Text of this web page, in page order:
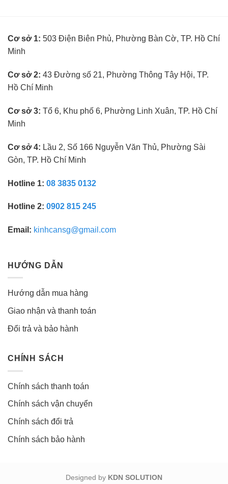
mắt
nghiệm
Cơ sở 1: 503 Điện Biên Phủ, Phường Bàn Cờ, TP. Hồ Chí
Minh
Cơ sở 2: 43 Đường số 21, Phường Thông Tây Hội, TP.
Hồ Chí Minh
Cơ sở 3: Tổ 6, Khu phố 6, Phường Linh Xuân, TP. Hồ Chí
Minh
Cơ sở 4: Lầu 2, Số 166 Nguyễn Văn Thủ, Phường Sài
Gòn, TP. Hồ Chí Minh
Hotline 1: 08 3835 0132
Hotline 2: 0902 815 245
Email: kinhcansg@gmail.com
HƯỚNG DẪN
Hướng dẫn mua hàng
Giao nhận và thanh toán
Đổi trả và bảo hành
CHÍNH SÁCH
Chính sách thanh toán
Chính sách vận chuyển
Chính sách đổi trả
Chính sách bảo hành
Designed by KDN SOLUTION